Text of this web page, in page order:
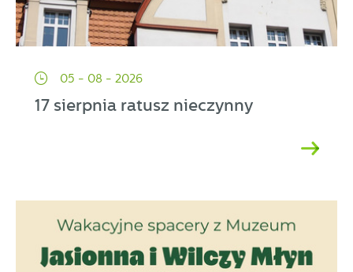
05 - 08 - 2026
17 sierpnia ratusz nieczynny